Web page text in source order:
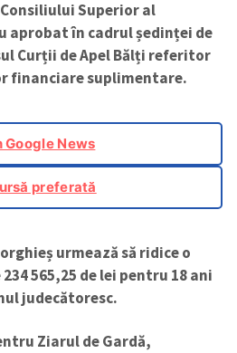
Superior al
aprobat în cadrul ședinței de
Curții de Apel Bălți referitor
financiare suplimentare.
Google News
preferată
urmează să ridice o
565,25 de lei pentru 18 ani
judecătoresc.
Ziarul de Gardă,